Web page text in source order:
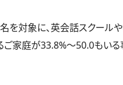
を対象に、英会話スクール
ご家庭が33.8%～50.0もい